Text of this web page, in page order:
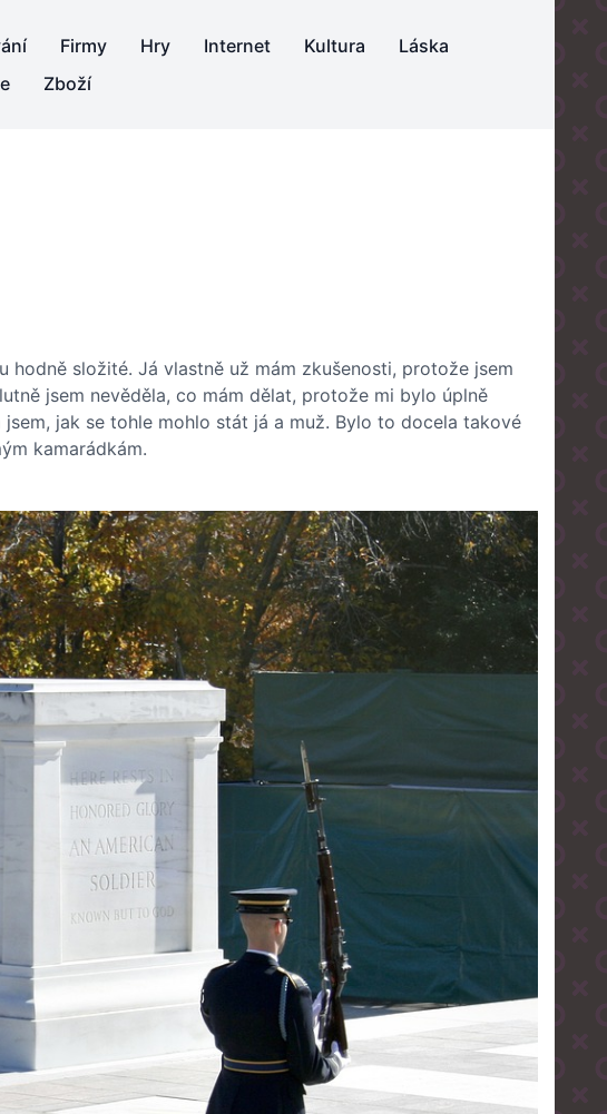
Firmy Hry Internet Kultura
Láska
Zboží
složité. Já vlastně už mám zkušenosti, protože jsem
jsem nevěděla, co mám dělat, protože mi bylo úplně
jak se tohle mohlo stát já a muž. Bylo to docela takové
kamarádkám.